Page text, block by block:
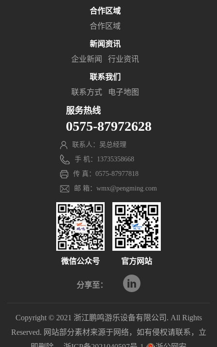
合作区域
合作区域
新闻资讯
企业新闻
行业资讯
联系我们
联系方式
电子地图
服务热线
0575-87972628
联系人：吴总经理
手 机：13735358668
传 真：0575-87977818
邮 箱：wmx@pengming.com
微信公众号 官方网站
分享至：
Copyright © 2021 浙江鹏鸣游乐设备有限公司. All Rights
Reserved. 网站部分素材来源于网络，如有侵权请联系，立